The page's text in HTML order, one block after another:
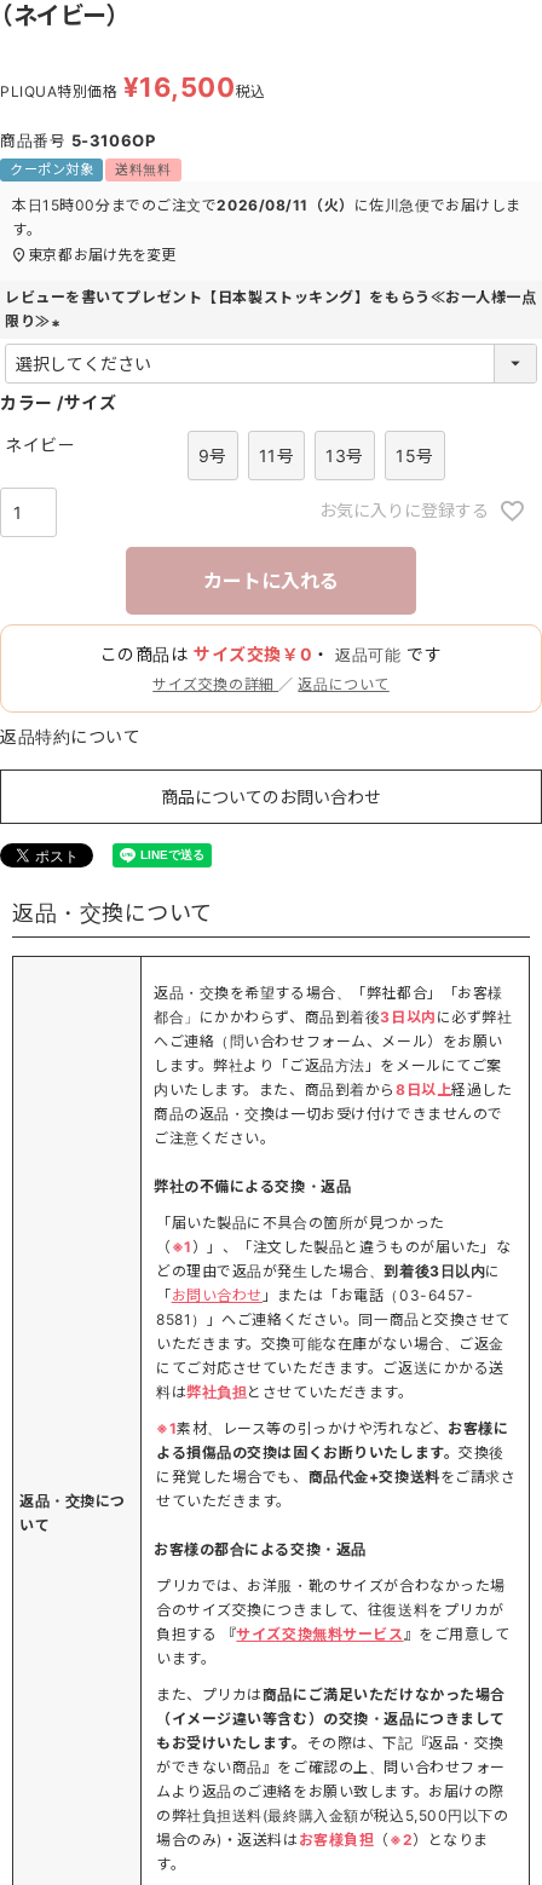
（ネイビー）
PLIQUA特別価格 ¥16,500税込
商品番号 5-3106OP
クーポン対象 送料無料
本日15時00分 までのご注文で2026/08/11（火） に佐川急便でお届けしま
す。
東京都 お届け先を変更
レビューを書いてプレゼント【日本製ストッキング】をもらう≪お一人様一点
限り≫
必
須
カラー サイズ
ネイビー
9号 11号 13号 15号
お気に入りに登録する
カートに入れる
この商品はサイズ交換￥0 ・返品可能 です
サイズ交換の詳細 ／返品について
返品特約について
商品についてのお問い合わせ
返品・交換について
返品・交換につ
いて
返品・交換を希望する場合、「弊社都合」「お客様
都合」にかかわらず、商品到着後3日以内 に必ず弊社
へご連絡（問い合わせフォーム、メール）をお願い
します。弊社より「ご返品方法」をメールにてご案
内いたします。また、商品到着から 8日以上経過した
商品の返品・交換は一切お受け付けできませんので
ご注意ください。
弊社の不備による交換・返品
「届いた製品に不具合の箇所が見つかった
（ ※1 ）」、「注文した製品と違うものが届いた」な
どの理由で返品が発生した場合、到着後3日以内に
「お問い合わせ 」または「お電話（03-6457-
8581）」へご連絡ください。同一商品と交換させて
いただきます。交換可能な在庫がない場合、ご返金
にてご対応させていただきます。ご返送にかかる送
料は弊社負担とさせていただきます。
※1素材、レース等の引っかけや汚れなど、 お客様に
よる損傷品の交換は固くお断りいたします。交換後
に発覚した場合でも、 商品代金+交換送料をご請求さ
せていただきます。
お客様の都合による交換・返品
プリカでは、お洋服・靴のサイズが合わなかった場
合のサイズ交換につきまして、往復送料をプリカが
負担する 『サイズ交換無料サービス』をご用意して
います。
また、プリカは商品にご満足いただけなかった場合
（イメージ違い等含む）の交換・返品につきまして
もお受けいたします。 その際は、下記『返品・交換
ができない商品』をご確認の上、問い合わせフォー
ムより返品のご連絡をお願い致します。お届けの際
の弊社負担送料(最終購入金額が税込5,500円以下の
場合のみ)・返送料はお客様負担 （ ※2）となりま
す。